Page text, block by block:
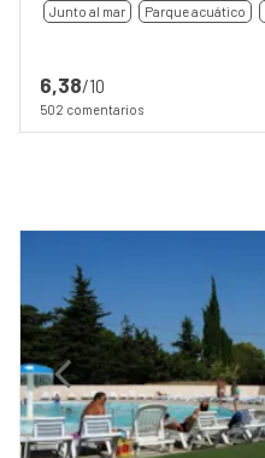
Junto al mar Parque acuático
6,38/10
502 comentarios
Previous